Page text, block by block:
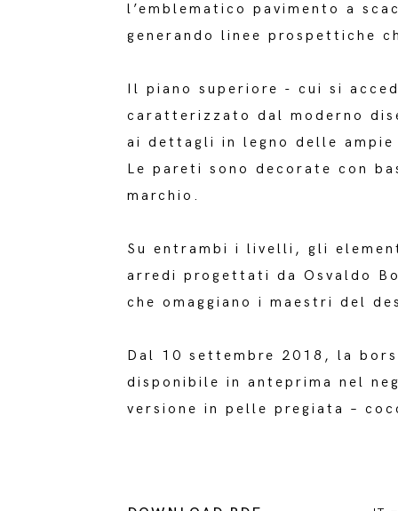
l’emblematico pavimento a
generando linee prospettiche
Il piano superiore - cui si
caratterizzato dal moderno
ai dettagli in legno delle
Le pareti sono decorate con
marchio.
Su entrambi i livelli, gli
arredi progettati da Osvaldo
che omaggiano i maestri del
Dal 10 settembre 2018, la
disponibile in anteprima nel
versione in pelle pregiata –